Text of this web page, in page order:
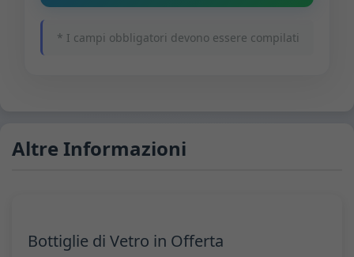
* I campi obbligatori devono essere compilati
Altre Informazioni
Bottiglie di Vetro in Offerta